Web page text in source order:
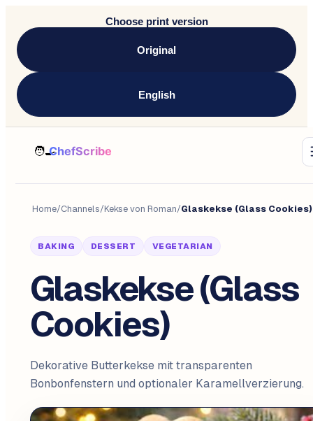
Choose print version
Original
English
Home/Channels/Kekse von Roman/Glaskekse (Glass Cookies)
BAKING DESSERT VEGETARIAN
Glaskekse (Glass
Cookies)
Dekorative Butterkekse mit transparenten
Bonbonfenstern und optionaler Karamellverzierung.